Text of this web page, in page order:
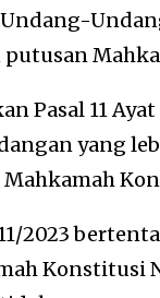
Pasal 11
yang
2023
Konstitusi